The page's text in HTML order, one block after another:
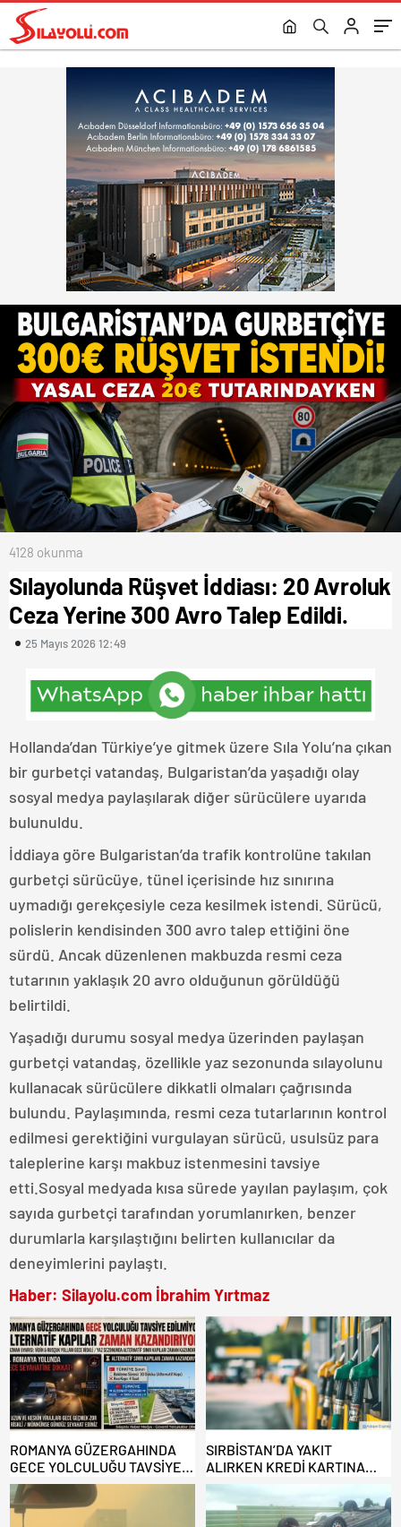
4128 okunma
Sılayolunda Rüşvet İddiası: 20 Avroluk
Ceza Yerine 300 Avro Talep Edildi.
25 Mayıs 2026 12:49
Hollanda’dan Türkiye’ye gitmek üzere Sıla Yolu’na çıkan
bir gurbetçi vatandaş, Bulgaristan’da yaşadığı olay
sosyal medya paylaşılarak diğer sürücülere uyarıda
bulunuldu.
İddiaya göre Bulgaristan’da trafik kontrolüne takılan
gurbetçi sürücüye, tünel içerisinde hız sınırına
uymadığı gerekçesiyle ceza kesilmek istendi. Sürücü,
polislerin kendisinden 300 avro talep ettiğini öne
sürdü. Ancak düzenlenen makbuzda resmi ceza
tutarının yaklaşık 20 avro olduğunun görüldüğü
belirtildi.
Yaşadığı durumu sosyal medya üzerinden paylaşan
gurbetçi vatandaş, özellikle yaz sezonunda sılayolunu
kullanacak sürücülere dikkatli olmaları çağrısında
bulundu. Paylaşımında, resmi ceza tutarlarının kontrol
edilmesi gerektiğini vurgulayan sürücü, usulsüz para
taleplerine karşı makbuz istenmesini tavsiye
etti.Sosyal medyada kısa sürede yayılan paylaşım, çok
sayıda gurbetçi tarafından yorumlanırken, benzer
durumlarla karşılaştığını belirten kullanıcılar da
deneyimlerini paylaştı.
Haber: Silayolu.com İbrahim Yırtmaz
ROMANYA GÜZERGAHINDA
GECE YOLCULUĞU TAVSİYE
EDİLMİYOR: ALTERNATİF
KAPILAR ZAMAN
KAZANDIRIYOR!
SIRBİSTAN’DA YAKIT
ALIRKEN KREDİ KARTINA
DİKKAT: MAĞDUR OLMAYIN!